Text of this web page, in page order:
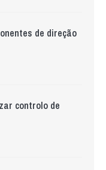
de direção
controlo de